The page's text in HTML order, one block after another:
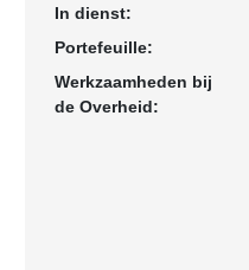
In dienst:
Portefeuille:
Werkzaamheden bij
de Overheid: